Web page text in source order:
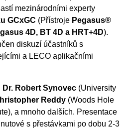
mezinárodními experty
GCxGC (Přístroje Pegasus®
4D, BT 4D a HRT+4D).
diskuzí účastníků s
a LECO aplikačními
Dr. Robert Synovec (University
Reddy (Woods Hole
a mnoho dalších. Presentace
s přestávkami po dobu 2-3